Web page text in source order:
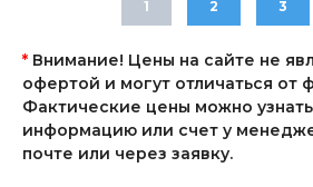
1 2 3
* Внимание! Цены на сайте не
офертой и могут отличаться от
Фактические цены можно
информацию или счет у
почте или через заявку.